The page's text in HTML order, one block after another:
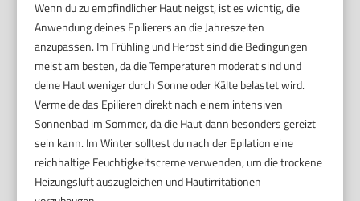
Wenn du zu empfindlicher Haut neigst, ist es wichtig, die
Anwendung deines Epilierers an die Jahreszeiten
anzupassen. Im Frühling und Herbst sind die Bedingungen
meist am besten, da die Temperaturen moderat sind und
deine Haut weniger durch Sonne oder Kälte belastet wird.
Vermeide das Epilieren direkt nach einem intensiven
Sonnenbad im Sommer, da die Haut dann besonders gereizt
sein kann. Im Winter solltest du nach der Epilation eine
reichhaltige Feuchtigkeitscreme verwenden, um die trockene
Heizungsluft auszugleichen und Hautirritationen